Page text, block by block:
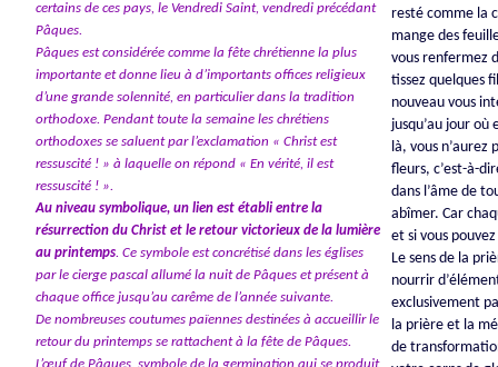
certains de ces pays, le Vendredi Saint, vendredi précédant
Pâques.
Pâques est considérée comme la fête chrétienne la plus
importante et donne lieu à d’importants offices religieux
d’une grande solennité, en particulier dans la tradition
orthodoxe. Pendant toute la semaine les chrétiens
orthodoxes se saluent par l’exclamation « Christ est
ressuscité ! » à laquelle on répond « En vérité, il est
ressuscité ! ».
Au niveau symbolique, un lien est établi entre la
résurrection du Christ et le retour victorieux de la lumière
au printemps. Ce symbole est concrétisé dans les églises
par le cierge pascal allumé la nuit de Pâques et présent à
chaque office jusqu’au carême de l’année suivante.
De nombreuses coutumes païennes destinées à accueillir le
retour du printemps se rattachent à la fête de Pâques.
resté comme la
mange des
vous renfermez
tissez quelques
nouveau vous
jusqu’au jour
là, vous n’aurez
fleurs, c’est-à-
dans l’âme de
abîmer. Car
et si vous
Le sens de la
nourrir
exclusivement
la prière et la
de